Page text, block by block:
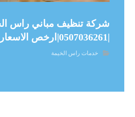
شركة تنظيف مباني راس
|0507036261|ارخص الاسعار
خدمات راس الخيمة